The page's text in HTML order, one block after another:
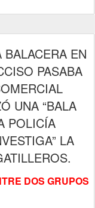
EN
PASABA
UNA “BALA
POLICÍA
LA
DOS GRUPOS